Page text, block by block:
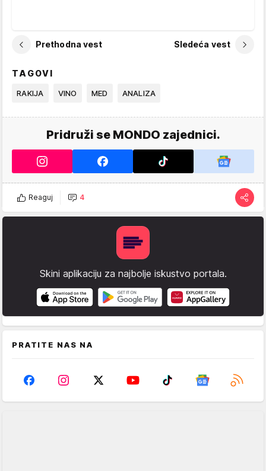
Prethodna vest Sledeća vest
TAGOVI
RAKIJA VINO MED ANALIZA
Pridruži se MONDO zajednici.
Reaguj 4
Skini aplikaciju za najbolje iskustvo portala.
PRATITE NAS NA